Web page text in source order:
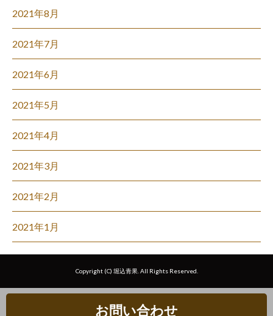
2021年8月
2021年7月
2021年6月
2021年5月
2021年4月
2021年3月
2021年2月
2021年1月
Copyright (C) 堀込青果. All Rights Reserved.
お問い合わせ